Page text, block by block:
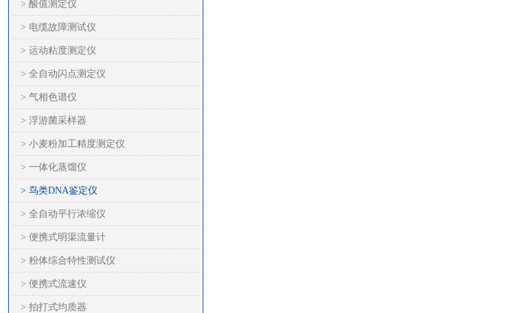
> 酸值测定仪
> 电缆故障测试仪
> 运动粘度测定仪
> 全自动闪点测定仪
> 气相色谱仪
> 浮游菌采样器
> 小麦粉加工精度测定仪
> 一体化蒸馏仪
> 鸟类DNA鉴定仪
> 全自动平行浓缩仪
> 便携式明渠流量计
> 粉体综合特性测试仪
> 便携式流速仪
> 拍打式均质器